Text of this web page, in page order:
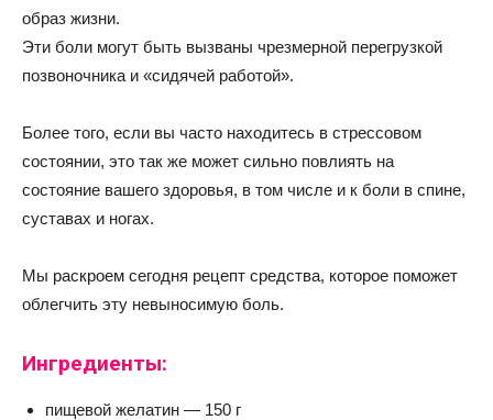
образ жизни.
Эти боли могут быть вызваны чрезмерной перегрузкой
позвоночника и «сидячей работой».
Более того, если вы часто находитесь в стрессовом
состоянии, это так же может сильно повлиять на
состояние вашего здоровья, в том числе и к боли в спине,
суставах и ногах.
Мы раскроем сегодня рецепт средства, которое поможет
облегчить эту невыносимую боль.
Ингредиенты:
пищевой желатин — 150 г